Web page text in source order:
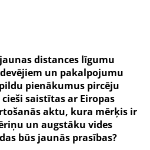
distances līgumu
un pakalpojumu
pienākumus pircēju
saistītas ar Eiropas
aktu, kura mērķis ir
un augstāku vides
būs jaunās prasības?